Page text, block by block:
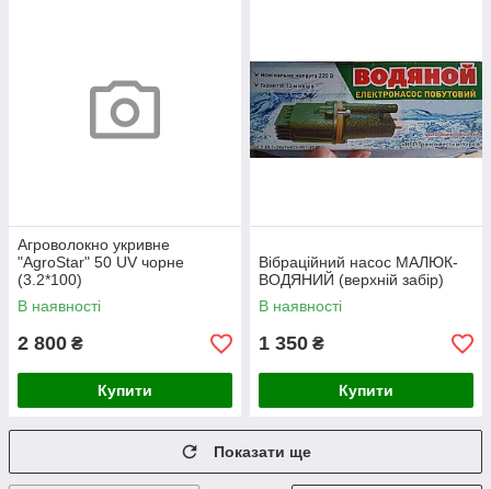
Агроволокно укривне
"AgroStar" 50 UV чорне
(3.2*100)
В наявності
2 800 ₴
Купити
Вібраційний насос МАЛЮК-
ВОДЯНИЙ (верхній забір)
В наявності
1 350 ₴
Купити
Показати ще